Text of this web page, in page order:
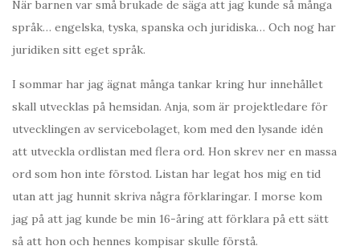
När barnen var små brukade de säga att jag kunde så många
språk… engelska, tyska, spanska och juridiska… Och nog har
juridiken sitt eget språk.
I sommar har jag ägnat många tankar kring hur innehållet
skall utvecklas på hemsidan. Anja, som är projektledare för
utvecklingen av servicebolaget, kom med den lysande idén
att utveckla ordlistan med flera ord. Hon skrev ner en massa
ord som hon inte förstod. Listan har legat hos mig en tid
utan att jag hunnit skriva några förklaringar. I morse kom
jag på att jag kunde be min 16-åring att förklara på ett sätt
så att hon och hennes kompisar skulle förstå.